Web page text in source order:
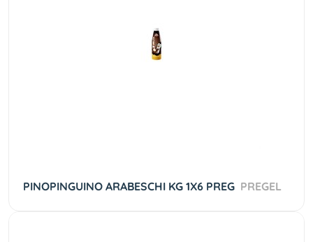
PINOPINGUINO ARABESCHI KG 1X6 PREG PREGEL